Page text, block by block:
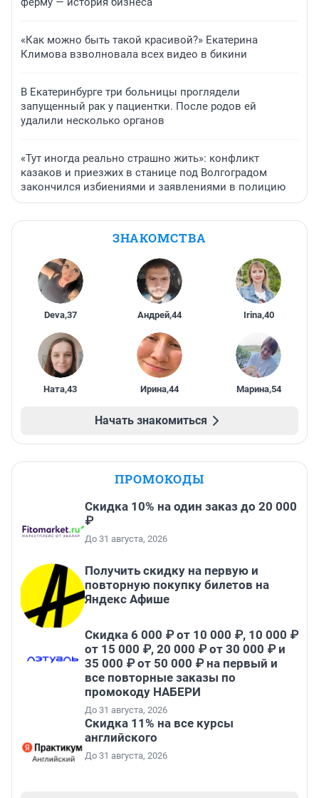
«Как можно быть такой красивой?» Екатерина
Климова взволновала всех видео в бикини
В Екатеринбурге три больницы проглядели
запущенный рак у пациентки. После родов ей
удалили несколько органов
«Тут иногда реально страшно жить»: конфликт
казаков и приезжих в станице под Волгоградом
закончился избиениями и заявлениями в полицию
ЗНАКОМСТВА
Deva,37 Андрей,44 Irina,40
Ната,43 Ирина,44 Марина,54
Начать знакомиться
ПРОМОКОДЫ
Скидка 10% на один заказ до 20 000
₽
До 31 августа, 2026
Получить скидку на первую и
повторную покупку билетов на
Яндекс Афише
Скидка 6 000 ₽ от 10 000 ₽, 10 000 ₽
от 15 000 ₽, 20 000 ₽ от 30 000 ₽ и
35 000 ₽ от 50 000 ₽ на первый и
все повторные заказы по
промокоду НАБЕРИ
До 31 августа, 2026
Скидка 11% на все курсы
английского
До 31 августа, 2026